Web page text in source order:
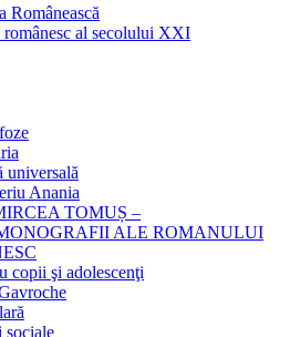
Românească
românesc al secolului XXI
universală
Anania
TOMUȘ –
ALE ROMANULUI
copii şi adolescenţi
sociale